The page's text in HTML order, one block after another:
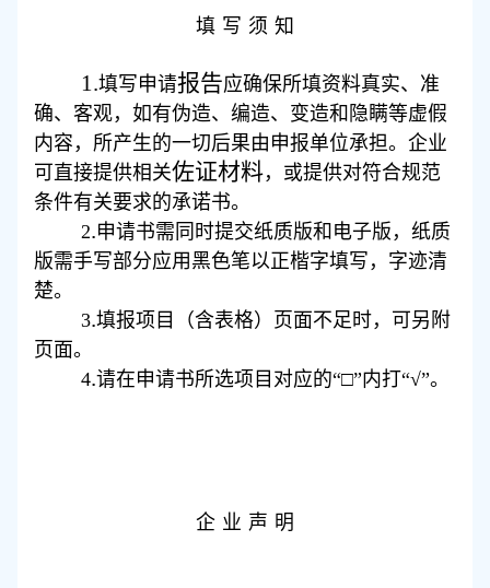
填 写 须 知
1 .填写申请报告应确保所填资料真实、准
确、客观，如有伪造、编造、变造和隐瞒等虚假
内容，所产生的一切后果由申报单位承担。企业
可直接提供相关佐证材料，或提供对符合规范
条件有关要求的承诺书。
2.申请书需同时提交纸质版和电子版，纸质
版需手写部分应用黑色笔以正楷字填写，字迹清
楚。
3.填报项目（含表格）页面不足时，可另附
页面。
4.请在申请书所选项目对应的“□”内打“√”。
企 业 声 明